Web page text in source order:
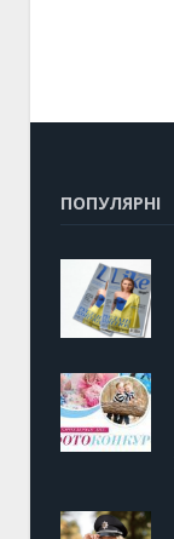
ПОПУЛЯРНІ